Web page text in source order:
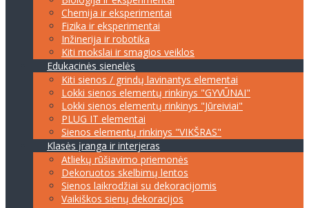
Chemija ir eksperimentai
Fizika ir eksperimentai
Inžinerija ir robotika
Kiti mokslai ir smagios veiklos
Edukacinės sienelės
Kiti sienos / grindų lavinantys elementai
Lokki sienos elementų rinkinys "GYVŪNAI"
Lokki sienos elementų rinkinys "Jūreiviai"
PLUG IT elementai
Sienos elementų rinkinys "VIKŠRAS"
Klasės įranga ir interjeras
Atliekų rūšiavimo priemonės
Dekoruotos skelbimų lentos
Sienos laikrodžiai su dekoracijomis
Vaikiškos sienų dekoracijos